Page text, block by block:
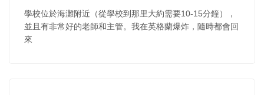
學校位於海灘附近（從學校到那里大約需要10-15分鐘），
並且有非常好的老師和主管。我在英格蘭爆炸，隨時都會回
來